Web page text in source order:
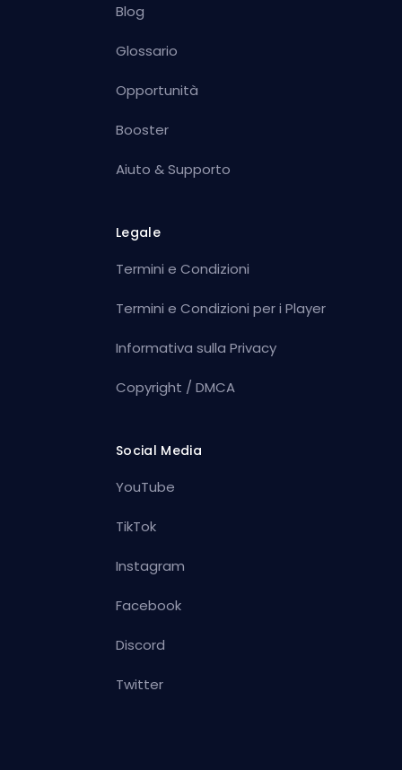
Blog
Glossario
Opportunità
Booster
Aiuto & Supporto
Legale
Termini e Condizioni
Termini e Condizioni per i Player
Informativa sulla Privacy
Copyright / DMCA
Social Media
YouTube
TikTok
Instagram
Facebook
Discord
Twitter